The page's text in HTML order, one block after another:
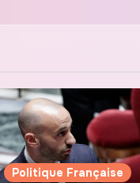
Politique Française